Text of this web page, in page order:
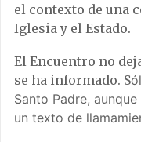
el contexto de una
Iglesia y el Estado.
El Encuentro no
se ha informado. S
Santo Padre,
un texto de